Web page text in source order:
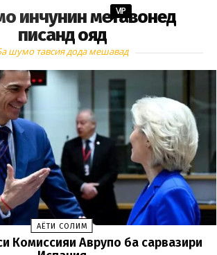
инчунин метавонед
писанд ояд
VIP
шумо тавсия дода мешавад
ҲАЁТИ СОЛИМ
Комиссияи Аврупо ба сарвазири